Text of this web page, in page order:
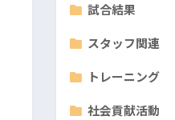
試合結果
スタッフ関連
トレーニング
社会貢献活動